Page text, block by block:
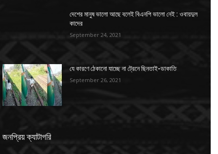
দেশের মানুষ ভালো আছে বলেই বিএনপি ভালো নেই : ওবায়দুল
কাদের
September 24, 2021
যে কারণে ঠেকানো যাচ্ছে না ট্রেনে ছিনতাই-ডাকাতি
September 26, 2021
জনপ্রিয় ক্যাটাগরি